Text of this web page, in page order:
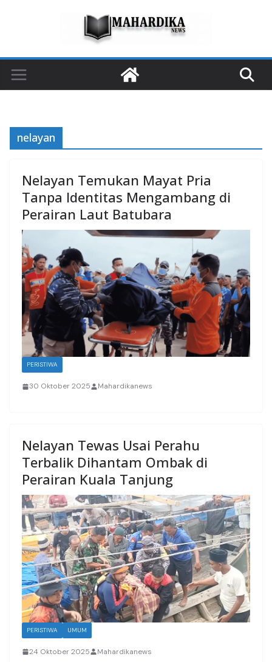
nelayan
Nelayan Temukan Mayat Pria
Tanpa Identitas Mengambang di
Perairan Laut Batubara
PERISTIWA
30 Oktober 2025 Mahardikanews
Nelayan Tewas Usai Perahu
Terbalik Dihantam Ombak di
Perairan Kuala Tanjung
PERISTIWA UMUM
24 Oktober 2025 Mahardikanews